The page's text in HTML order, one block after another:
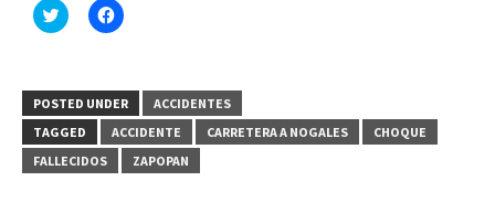
Haz
clic
(Se
abre
en
una
ventana
nueva)
Haz
clic
(Se
abre
en
una
ventana
nueva)
POSTED UNDER
ACCIDENTES
TAGGED
ACCIDENTE CARRETERA A NOGALES
CHOQUE
FALLECIDOS
ZAPOPAN